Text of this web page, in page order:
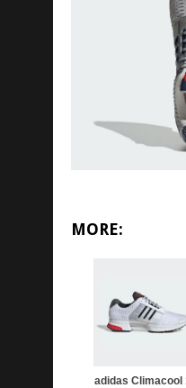
MORE:
adidas Climacool